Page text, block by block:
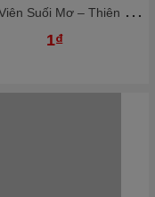
C
ông Viên Suối Mơ – Thiên Đường Giải Trí Xanh Giữa Thiên Nhiên
1₫